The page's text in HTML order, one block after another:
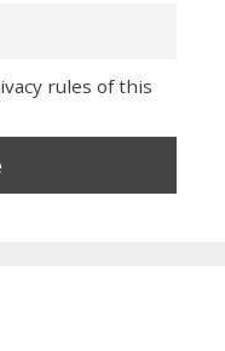
rules of this